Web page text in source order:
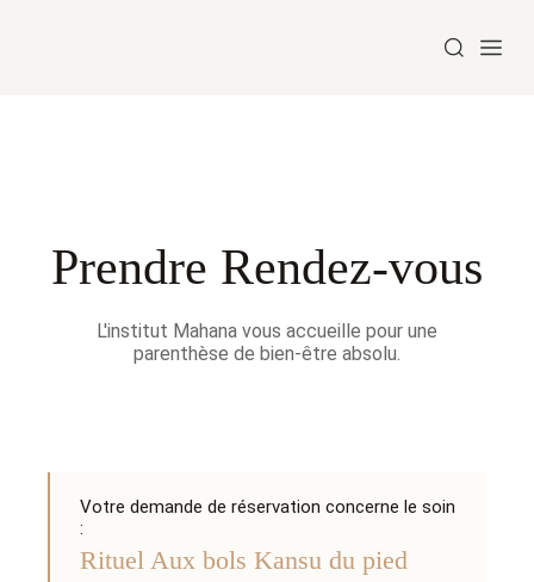
Prendre Rendez-vous
L'institut Mahana vous accueille pour une
parenthèse de bien-être absolu.
Votre demande de réservation concerne le soin
:
Rituel Aux bols Kansu du pied